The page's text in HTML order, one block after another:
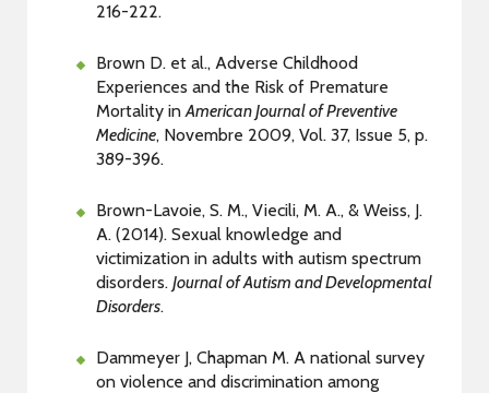
216-222.
Brown D. et al., Adverse Childhood
Experiences and the Risk of Premature
Mortality inAmerican Journal of Preventive
Medicine, Novembre 2009, Vol. 37, Issue 5, p.
389-396.
Brown-Lavoie, S. M., Viecili, M. A., & Weiss, J.
A. (2014). Sexual knowledge and
victimization in adults with autism spectrum
disorders. Journal of Autism and Developmental
Disorders.
Dammeyer J, Chapman M. A national survey
on violence and discrimination among